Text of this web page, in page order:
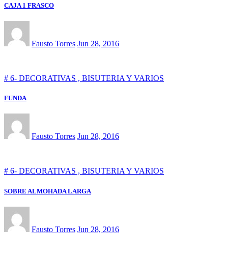
CAJA 1 FRASCO
Fausto Torres Jun 28, 2016
# 6- DECORATIVAS , BISUTERIA Y VARIOS
FUNDA
Fausto Torres Jun 28, 2016
# 6- DECORATIVAS , BISUTERIA Y VARIOS
SOBRE ALMOHADA LARGA
Fausto Torres Jun 28, 2016